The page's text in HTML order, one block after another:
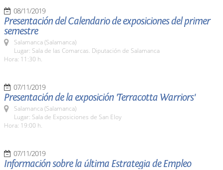
08/11/2019
Presentación del Calendario de exposiciones del primer
semestre
Salamanca (Salamanca)
Lugar: Sala de las Comarcas. Diputación de Salamanca
Hora: 11:30 h.
07/11/2019
Presentación de la exposición 'Terracotta Warriors'
Salamanca (Salamanca)
Lugar: Sala de Exposiciones de San Eloy
Hora: 19:00 h.
07/11/2019
Información sobre la última Estrategia de Empleo